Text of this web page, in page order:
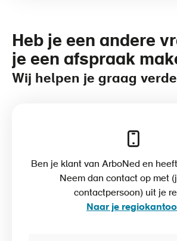
Heb je een andere
je een afspraak
Wij helpen je graag
Ben je klant van ArboNed en
Neem dan contact op met
contactpersoon) uit je
Naar je